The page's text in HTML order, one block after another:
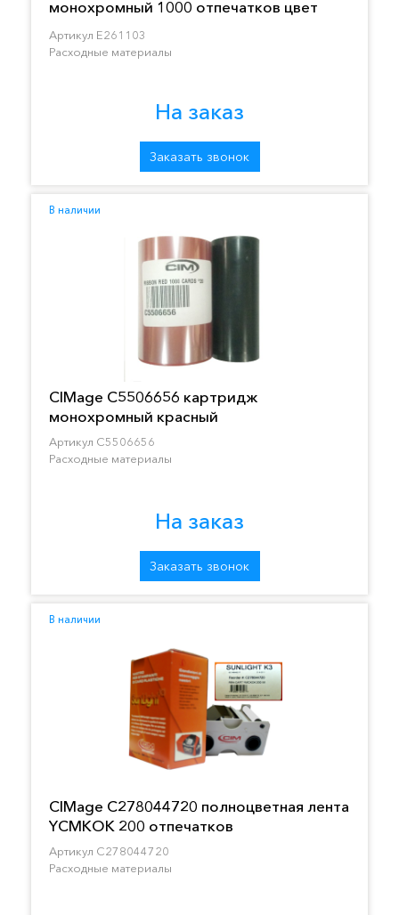
монохромный 1000 отпечатков цвет
Артикул E261103
Расходные материалы
На заказ
Заказать звонок
В наличии
CIMage C5506656 картридж
монохромный красный
Артикул C5506656
Расходные материалы
На заказ
Заказать звонок
В наличии
CIMage C278044720 полноцветная лента
YCMKOK 200 отпечатков
Артикул C278044720
Расходные материалы